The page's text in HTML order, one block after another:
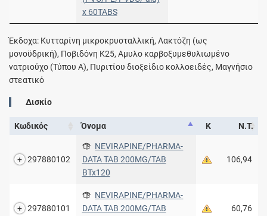
x 60TABS
Έκδοχα: Κυτταρίνη μικροκρυσταλλική, Λακτόζη (ως
μονοϋδρική), Ποβιδόνη Κ25, Αμυλο καρβοξυμεθυλιωμένο
νατριούχο (Τύπου Α), Πυριτίου διοξείδιο κολλοειδές, Μαγνήσιο
στεατικό
Δισκίο
Κωδικός Όνομα Κ Ν.Τ.
297880102
NEVIRAPINE/PHARMA-
DATA TAB 200MG/TAB
BTx120
106,94
297880101
NEVIRAPINE/PHARMA-
DATA TAB 200MG/TAB
60,76